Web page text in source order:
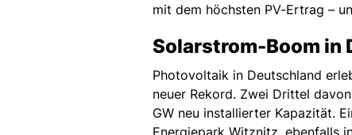
mit dem höchsten PV-Ertrag –
Solarstrom-Boom in
Photovoltaik in Deutschland
neuer Rekord. Zwei Drittel
GW neu installierter Kapazität.
Energiepark Witznitz, ebenfalls